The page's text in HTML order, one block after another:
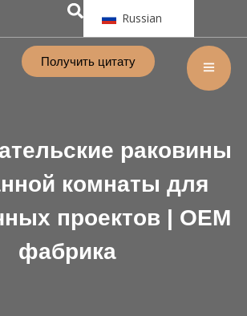
Russian
Получить цитату
раковины
комнаты для
проектов | OEM
фабрика